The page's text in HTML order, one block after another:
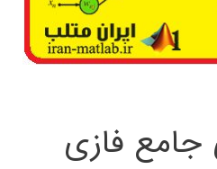
جامع فازی